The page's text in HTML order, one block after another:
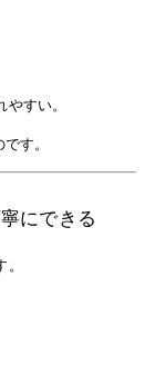
すい。
す。
にできる